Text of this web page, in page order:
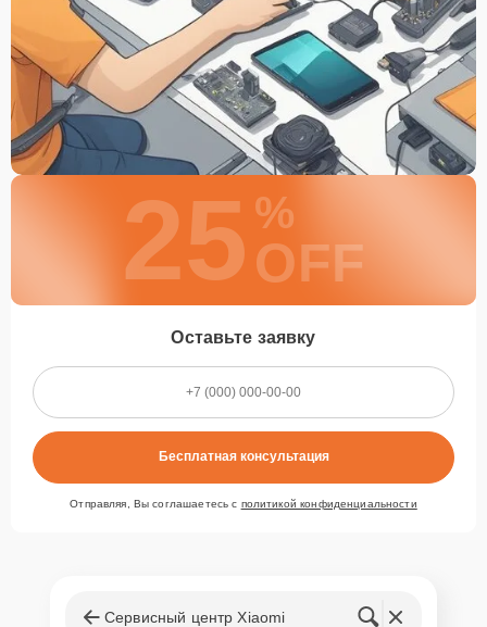
25 %
OFF
Оставьте заявку
Бесплатная консультация
Отправляя, Вы соглашаетесь с политикой конфиденциальности
Сервисный центр Xiaomi